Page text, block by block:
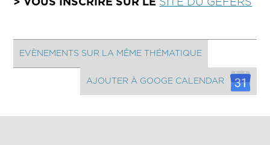
> VOUS INSCRIRE SUR LE SITE DU GEFERS
EVÈNEMENTS SUR LA MÊME THÉMATIQUE
AJOUTER À GOOGE CALENDAR